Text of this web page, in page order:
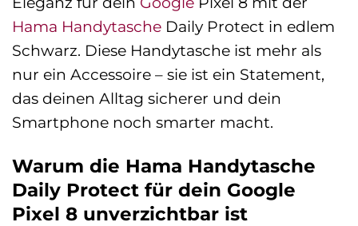
Hama Handytasche Daily Protect in edlem
Schwarz. Diese Handytasche ist mehr als
nur ein Accessoire – sie ist ein Statement,
das deinen Alltag sicherer und dein
Smartphone noch smarter macht.
Warum die Hama Handytasche
Daily Protect für dein Google
Pixel 8 unverzichtbar ist